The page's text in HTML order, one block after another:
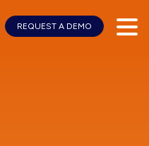
REQUEST A DEMO